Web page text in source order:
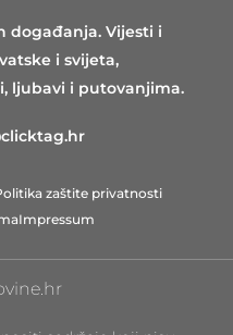
događanja. Vijesti i
i svijeta,
ljubavi i putovanjima.
zaštite privatnosti
Impressum